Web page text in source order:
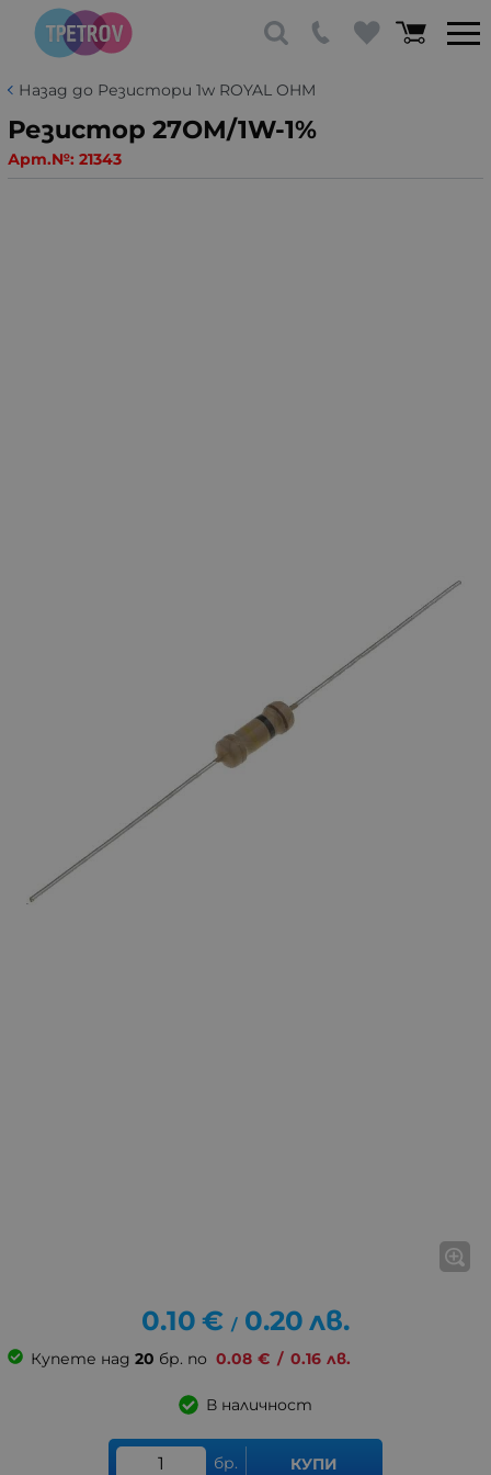
Назад до Резистори 1w ROYAL OHM
Резистор 27OM/1W-1%
Арт.№: 21343
0.10 € / 0.20 лв.
Купете над 20 бр. по 0.08 € / 0.16 лв.
В наличност
бр. КУПИ